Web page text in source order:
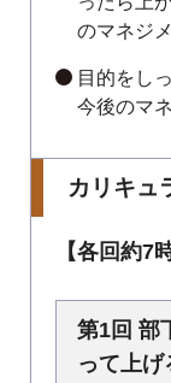
のマネジ
目的をし
今後のマ
カリキュ
【各回約7
第1回 部
って上げ